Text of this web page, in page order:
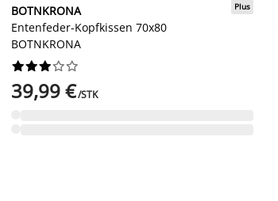
BOTNKRONA
Entenfeder-Kopfkissen 70x80
BOTNKRONA
Plus






39,99 €/STK